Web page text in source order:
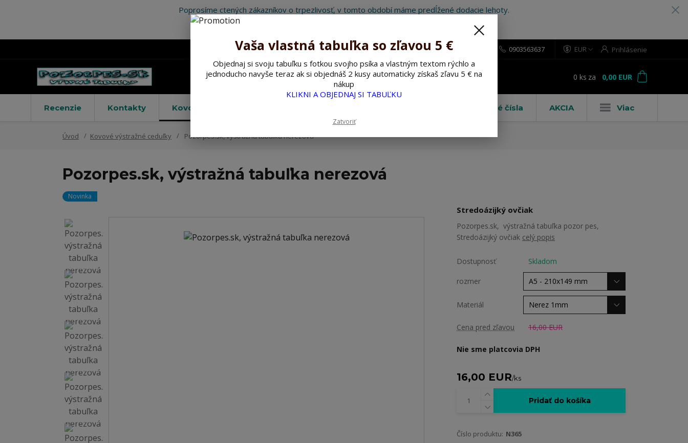
Poprosíme ctených zákazníkov o trpezlivosť, v tomto období máme predĺžené dodacie lehoty.
EUR Prihlásenie
Hľadať
0903563637
0 ks za 0,00 EUR
Recenzie Kontakty Kovové výstražné ceduľky Domové čísla AKCIA Viac
Úvod Kovové výstražné ceduľky Pozorpes.sk, výstražná tabuľka nerezová
Pozorpes.sk, výstražná tabuľka nerezová
Novinka
Stredoázijký ovčiak
Pozorpes.sk, výstražná tabuľka pozor pes,
Stredoázijký ovčiak celý popis
Dostupnosť Skladom
rozmer
Materiál
Cena pred zľavou 16,00 EUR
Nie sme platcovia DPH
16,00 EUR/ks
Pridať do košíka
Číslo produktu: N365
Vaša vlastná tabuľka so zľavou 5 €
Objednaj si svoju tabuľku s fotkou svojho psíka a vlastným textom rýchlo a
jednoducho navyše teraz ak si objednáš 2 kusy automaticky získaš zľavu 5 € na
nákup
KLIKNI A OBJEDNAJ SI TABUĽKU
Zatvoriť